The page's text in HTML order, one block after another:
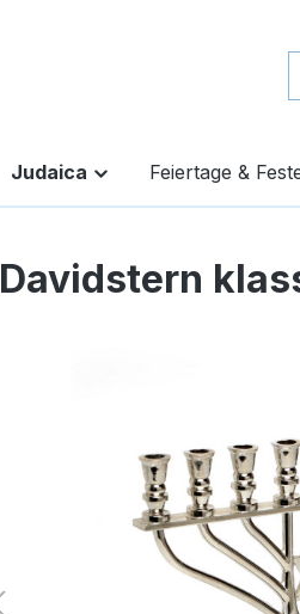
springen
Judaica Feiertage &